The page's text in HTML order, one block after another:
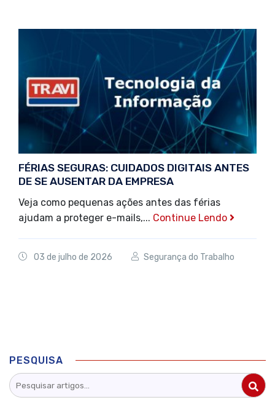
FÉRIAS SEGURAS: CUIDADOS DIGITAIS ANTES
DE SE AUSENTAR DA EMPRESA
Veja como pequenas ações antes das férias
ajudam a proteger e-mails,... Continue Lendo
03 de julho de 2026 Segurança do Trabalho
PESQUISA